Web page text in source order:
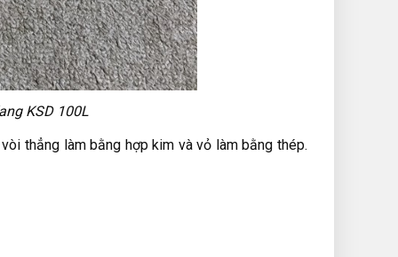
KSD 100L
thẳng làm bằng hợp kim và vỏ làm bằng thép.